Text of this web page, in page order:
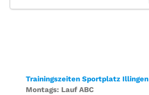
Trainingszeiten Sportplatz Illingen
Montags: Lauf ABC